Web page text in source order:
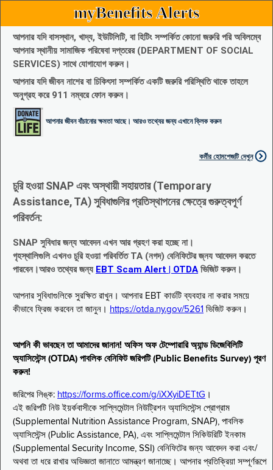
myBenefits Alerts
আপনার যদি বাসস্থান, খাদ্য, ইউটিলিটি, বা হিটিং সম্পর্কিত কোনো জরুরি পরি অবিলম্বে
আপনার স্থানীয় সামাজিক পরিষেবা দপ্তরের (DEPARTMENT OF SOCIAL
SERVICES) সাথে যোগাযোগ করুন।
আপনার যদি জীবন নাশের বা চিকিৎসা সম্পর্কিত একটি জরুরি পরিস্থিতি থাকে তাহলে
অনুগ্রহ করে 911 নম্বরে ফোন করুন।
আপনার জীবন বাঁচানোর ক্ষমতা আছে। আরও তথ্যের জন্য এখানে ক্লিক করুন
কর্মীর হোমপেজটি দেখুন
চুরি হওয়া SNAP এবং অস্থায়ী সহায়তার (Temporary
Assistance, TA) সুবিধাগুলির প্রতিস্থাপনের ক্ষেত্রে গুরুত্বপূর্ণ
পরিবর্তন:
SNAP সুবিধার জন্য আবেদন এখন আর গ্রহণ করা হচ্ছে না।
গৃহস্থালিগুলি এখনও চুরি হওয়া পরিবর্তিত TA (নগদ) বেনিফিটের জ্নয আবেদন করতে
পারবেন।আরও তথ্যের জন্য EBT Scam Alert | OTDA ভিজিট করুন।
আপনার সুবিধাগুলিকে সুরক্ষিত রাখুন। আপনার EBT কার্ডটি ব্যবহার না করার সময়ে
কীভাবে ফ্রিজ করবেন তা জানুন। https://otda.ny.gov/5261 ভিজিট করুন।
আপনি কী ভাবছেন তা আমাদের জানান! অফিস অফ টেম্পোরারি অ্যান্ড ডিজেবিলিটি
অ্যাসিস্টেন্স (OTDA) পাবলিক বেনিফিট জরিপটি (Public Benefits Survey) পূরণ
করুন!
জরিপের লিঙ্ক: https://forms.office.com/g/iXXyiDETtG ।
এই জরিপটি নিউ ইয়র্কবাসীকে সাপ্লিমেন্টাল নিউট্রিশন অ্যাসিস্টেন্স প্রোগ্রাম
(Supplemental Nutrition Assistance Program, SNAP), পাবলিক
অ্যাসিস্টেন্স (Public Assistance, PA), এবং সাপ্লিমেন্টাল সিকিউরিটি ইনকাম
(Supplemental Security Income, SSI) বেনিফিটের জন্য আবেদন করা এবং/
অথবা তা ধরে রাখার অভিজ্ঞতা জানাতে আমন্ত্রণ জানাচ্ছে। আপনার প্রতিক্রিয়া সম্পূর্ণরূপে